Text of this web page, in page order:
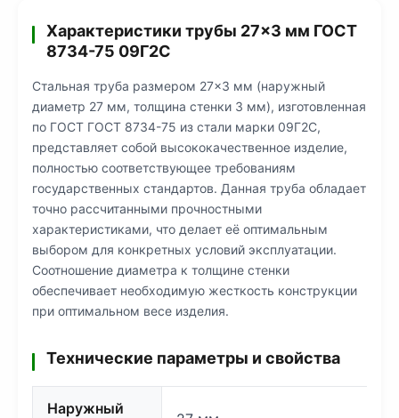
Характеристики трубы 27×3 мм ГОСТ
8734-75 09Г2С
Стальная труба размером 27×3 мм (наружный
диаметр 27 мм, толщина стенки 3 мм), изготовленная
по ГОСТ ГОСТ 8734-75 из стали марки 09Г2С,
представляет собой высококачественное изделие,
полностью соответствующее требованиям
государственных стандартов. Данная труба обладает
точно рассчитанными прочностными
характеристиками, что делает её оптимальным
выбором для конкретных условий эксплуатации.
Соотношение диаметра к толщине стенки
обеспечивает необходимую жесткость конструкции
при оптимальном весе изделия.
Технические параметры и свойства
Наружный